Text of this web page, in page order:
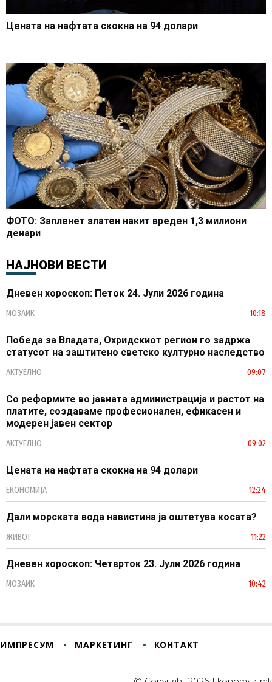
Цената на нафтата скокна на 94 долари
ФОТО: Запленет златен накит вреден 1,3 милиони
денари
НАЈНОВИ ВЕСТИ
Дневен хороскоп: Петок 24. Јули 2026 година
МОЗАИК 10:18
Победа за Владата, Охридскиот регион го задржа
статусот на заштитено светско културно наследство
АКТУЕЛНО 09:07
Со реформите во јавната администрација и растот на
платите, создаваме професионален, ефикасен и
модерен јавен сектор
АКТУЕЛНО 09:02
Цената на нафтата скокна на 94 долари
ЕКОНОМИЈА 12:24
Дали морската вода навистина ја оштетува косата?
ЖИВОТ 11:22
Дневен хороскоп: Четврток 23. Јули 2026 година
МОЗАИК 10:42
ИМПРЕСУМ МАРКЕТИНГ КОНТАКТ